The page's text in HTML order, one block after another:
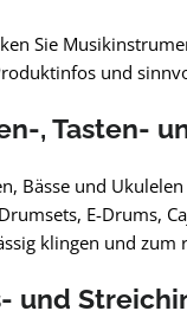
Sie
und
, Tasten-
Bässe und
E-Drums,
klingen und zum
und